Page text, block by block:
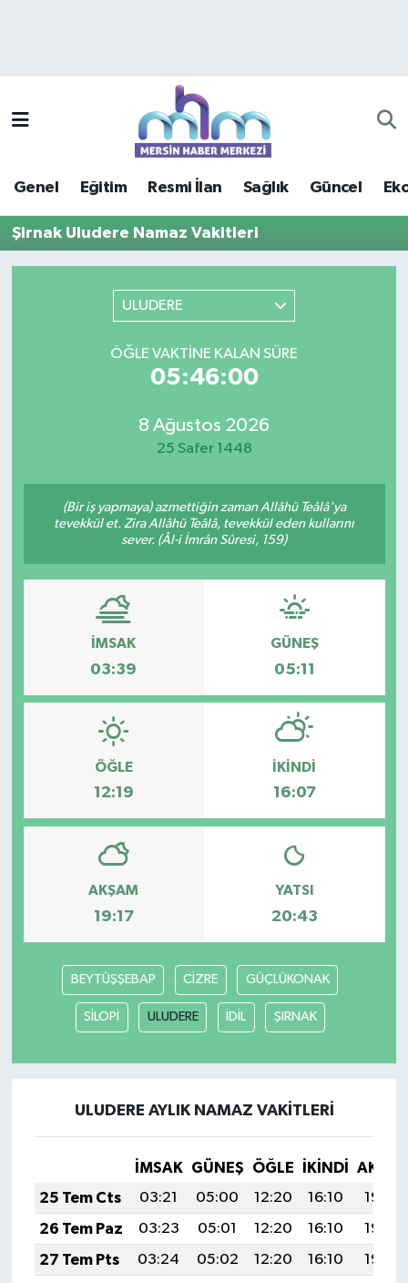
Genel Eğitim Resmi İlan Sağlık Güncel
Şirnak Uludere Namaz Vakitleri
ULUDERE
ÖĞLE VAKTINE KALAN SÜRE
05:46:00
8 Ağustos 2026
25 Safer 1448
(Bir iş yapmaya) azmettiğin zaman Allâhü Teâlâ'ya
tevekkül et. Zira Allâhü Teâlâ, tevekkül eden kullarını
sever. (Âl-i İmrân Sûresi, 159)
İMSAK
03:39
GÜNEŞ
05:11
ÖĞLE
12:19
İKINDI
16:07
AKŞAM
19:17
YATSI
20:43
BEYTÜŞŞEBAP CİZRE GÜÇLÜKONAK
SİLOPİ ULUDERE İDİL ŞIRNAK
ULUDERE AYLIK NAMAZ VAKITLERI
İMSAK GÜNEŞ ÖĞLE İKINDI
25 Tem Cts
03:21 05:00 12:20 16:10
19:30
26 Tem Paz
03:23 05:01 12:20 16:10
19:30
27 Tem Pts
03:24 05:02 12:20 16:10
19:29
Genel
Haberde insan
Mersin
Özel Haber
Politika
Resmi İlan
Teknoloji
Mersin Trafik Yoğunluk Haritası
Süper Lig Puan Durumu ve Fikstür
Son Dakika Haberleri
Haber Arşivi